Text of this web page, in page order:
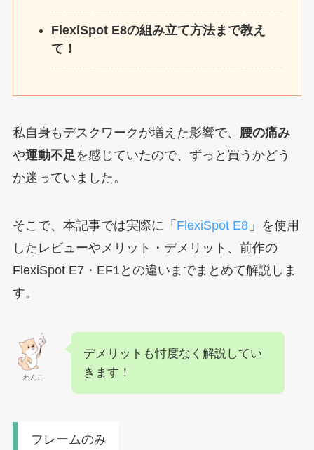
FlexiSpot E8の組み立て方法まで教え
て！
私自身もデスクワークが増えた影響で、 腰の痛み
や運動不足を感じていたので、ずっと買うかどう
か迷っていました。
そこで、本記事では実際に「 FlexiSpot E8 」を使用
したレビューやメリット・デメリット、前作の
FlexiSpot E7・EF1との違いまでまとめて解説しま
す。
わんこ
デメリットも忖度なく解説してい
きます！
フレームのみ